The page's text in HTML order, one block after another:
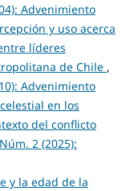
Advenimiento
y uso acerca
líderes
de Chile ,
Advenimiento
en los
del conflicto
2 (2025):
y la edad de la